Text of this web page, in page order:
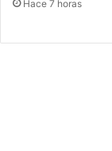
Hace 7 horas